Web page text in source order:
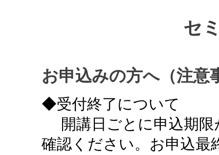
セ
お申込みの方へ（注意
◆受付終了について
開講日ごとに申込期限
確認ください。お申込最